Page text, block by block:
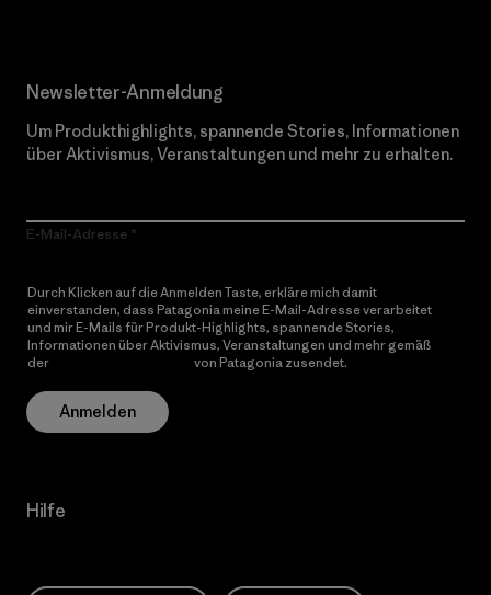
Newsletter-Anmeldung
Um Produkthighlights, spannende Stories, Informationen
über Aktivismus, Veranstaltungen und mehr zu erhalten.
E-Mail-Adresse
Durch Klicken auf die Anmelden Taste, erkläre mich damit
einverstanden, dass Patagonia meine E-Mail-Adresse verarbeitet
und mir E-Mails für Produkt-Highlights, spannende Stories,
Informationen über Aktivismus, Veranstaltungen und mehr gemäß
der
von Patagonia zusendet.
Anmelden
Hilfe